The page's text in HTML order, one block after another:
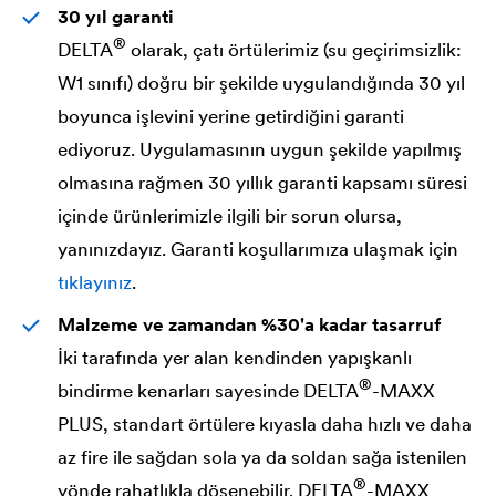
30 yıl garanti
DELTA® olarak, çatı örtülerimiz (su geçirimsizlik:
W1 sınıfı) doğru bir şekilde uygulandığında 30 yıl
boyunca işlevini yerine getirdiğini garanti
ediyoruz. Uygulamasının uygun şekilde yapılmış
olmasına rağmen 30 yıllık garanti kapsamı süresi
içinde ürünlerimizle ilgili bir sorun olursa,
yanınızdayız. Garanti koşullarımıza ulaşmak için
tıklayınız.
Malzeme ve zamandan %30'a kadar tasarruf
İki tarafında yer alan kendinden yapışkanlı
bindirme kenarları sayesinde DELTA®-MAXX
PLUS, standart örtülere kıyasla daha hızlı ve daha
az fire ile sağdan sola ya da soldan sağa istenilen
yönde rahatlıkla döşenebilir. DELTA®-MAXX